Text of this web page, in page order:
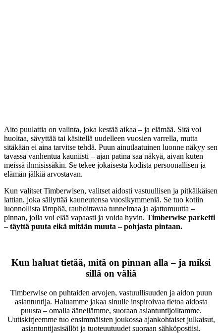
Aito puulattia on valinta, joka kestää aikaa – ja elämää. Sitä voi
huoltaa, sävyttää tai käsitellä uudelleen vuosien varrella, mutta
sitäkään ei aina tarvitse tehdä. Puun ainutlaatuinen luonne näkyy sen
tavassa vanhentua kauniisti – ajan patina saa näkyä, aivan kuten
meissä ihmisissäkin. Se tekee jokaisesta kodista persoonallisen ja
elämän jälkiä arvostavan.
Kun valitset Timberwisen, valitset aidosti vastuullisen ja pitkäikäisen
lattian, joka säilyttää kauneutensa vuosikymmeniä. Se tuo kotiin
luonnollista lämpöä, rauhoittavaa tunnelmaa ja ajattomuutta –
pinnan, jolla voi elää vapaasti ja voida hyvin. Timberwise parketti
– täyttä puuta eikä mitään muuta – pohjasta pintaan.
Kun haluat tietää, mitä on pinnan alla – ja miksi
sillä on väliä
Timberwise on puhtaiden arvojen, vastuullisuuden ja aidon puun
asiantuntija. Haluamme jakaa sinulle inspiroivaa tietoa aidosta
puusta – omalla äänellämme, suoraan asiantuntijoiltamme.
Uutiskirjeemme tuo ensimmäisten joukossa ajankohtaiset julkaisut,
asiantuntijasisällöt ja tuoteuutuudet suoraan sähköpostiisi.